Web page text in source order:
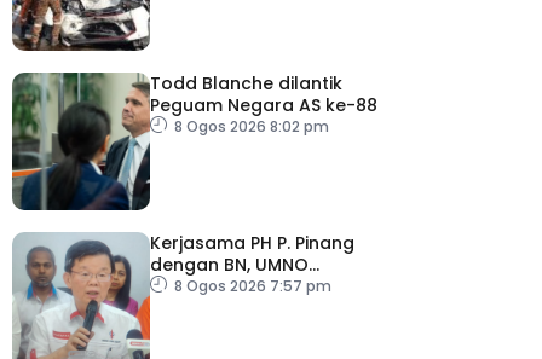
Todd Blanche dilantik
Peguam Negara AS ke-88
8 Ogos 2026 8:02 pm
Kerjasama PH P. Pinang
dengan BN, UMNO
diteruskan
8 Ogos 2026 7:57 pm